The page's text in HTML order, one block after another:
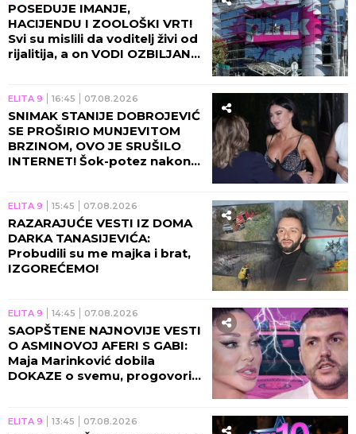
POSEDUJE IMANJE,
HACIJENDU I ZOOLOŠKI VRT!
Svi su mislili da voditelj živi od
rijalitija, a on VODI OZBILJAN
ELITA 9 16:45 07.08.2026
SNIMAK STANIJE DOBROJEVIĆ
SE PROŠIRIO MUNJEVITOM
BRZINOM, OVO JE SRUŠILO
INTERNET! Šok-potez nakon
ELITA 9 15:45 07.08.2026
RAZARAJUĆE VESTI IZ DOMA
DARKA TANASIJEVIĆA:
Probudili su me majka i brat,
IZGOREĆEMO!
ELITA 9 14:45 07.08.2026
SAOPŠTENE NAJNOVIJE VESTI
O ASMINOVOJ AFERI S GABI:
Maja Marinković dobila
DOKAZE o svemu, progovorila
ELITA 9 13:45 07.08.2026